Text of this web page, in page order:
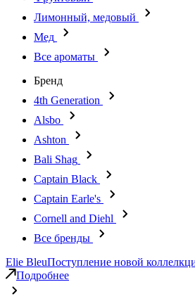
Лимонный, медовый
Мед
Все ароматы
Бренд
4th Generation
Alsbo
Ashton
Bali Shag
Captain Black
Captain Earle's
Cornell and Diehl
Все бренды
Elie BleuПоступление новой
Подробнее